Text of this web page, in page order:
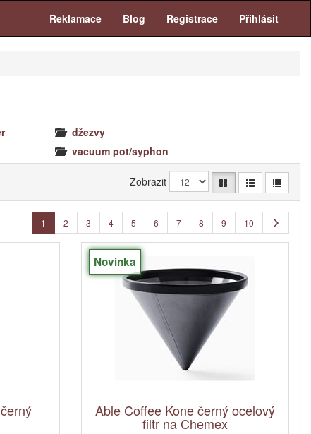
Reklamace Blog Registrace Přihlásit
džezvy
vacuum pot/syphon
Zobrazit
1 2 3 4 5 6 7 8 9 10
Novinka
Able Coffee Kone černý ocelový
filtr na Chemex